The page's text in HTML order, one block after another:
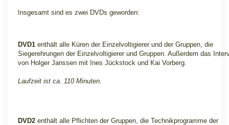
Insgesamt sind es zwei DVDs geworden:
DVD1 enthält alle Küren der Einzelvoltigierer und der Gruppen, die
Siegerehrungen der Einzelvoltigierer und Gruppen. Außerdem das
von Holger Janssen mit Ines Jückstock und Kai Vorberg.
Laufzeit ist ca. 110 Minuten.
DVD2 enthält alle Pflichten der Gruppen, die Technikprogramme der